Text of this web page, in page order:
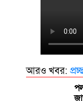
আরও খবর: